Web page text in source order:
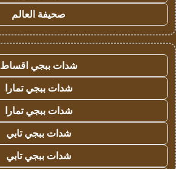
صحيفة العالم
شدات ببجي اقساط
شدات ببجي تمارا
شدات ببجي تمارا
شدات ببجي تابي
شدات ببجي تابي